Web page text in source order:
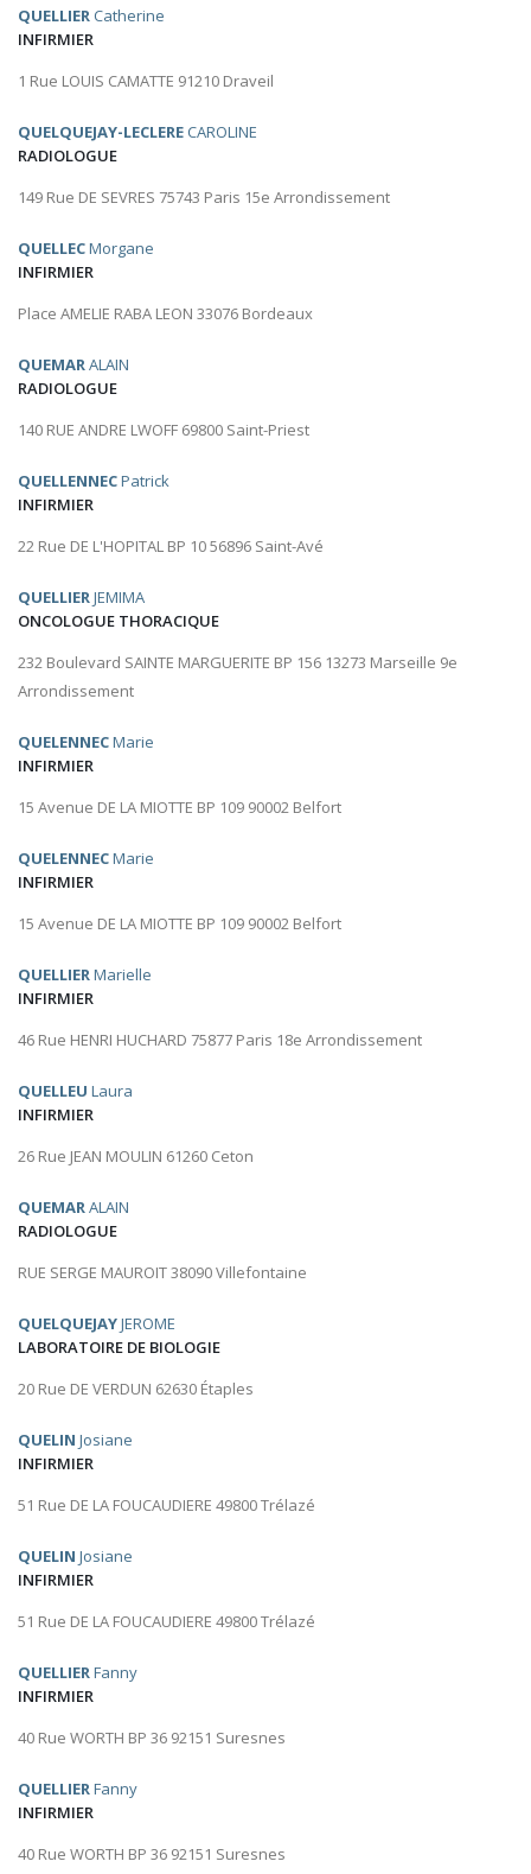
QUELLIER Catherine
INFIRMIER
1 Rue LOUIS CAMATTE 91210 Draveil
QUELQUEJAY-LECLERE CAROLINE
RADIOLOGUE
149 Rue DE SEVRES 75743 Paris 15e Arrondissement
QUELLECMorgane
INFIRMIER
Place AMELIE RABA LEON 33076 Bordeaux
QUEMARALAIN
RADIOLOGUE
140 RUE ANDRE LWOFF 69800 Saint-Priest
QUELLENNECPatrick
INFIRMIER
22 Rue DE L'HOPITAL BP 10 56896 Saint-Avé
QUELLIERJEMIMA
ONCOLOGUE THORACIQUE
232 Boulevard SAINTE MARGUERITE BP 156 13273 Marseille 9e
Arrondissement
QUELENNECMarie
INFIRMIER
15 Avenue DE LA MIOTTE BP 109 90002 Belfort
QUELENNECMarie
INFIRMIER
15 Avenue DE LA MIOTTE BP 109 90002 Belfort
QUELLIERMarielle
INFIRMIER
46 Rue HENRI HUCHARD 75877 Paris 18e Arrondissement
QUELLEU Laura
INFIRMIER
26 Rue JEAN MOULIN 61260 Ceton
QUEMARALAIN
RADIOLOGUE
RUE SERGE MAUROIT 38090 Villefontaine
QUELQUEJAYJEROME
LABORATOIRE DE BIOLOGIE
20 Rue DE VERDUN 62630 Étaples
QUELIN Josiane
INFIRMIER
51 Rue DE LA FOUCAUDIERE 49800 Trélazé
QUELIN Josiane
INFIRMIER
51 Rue DE LA FOUCAUDIERE 49800 Trélazé
QUELLIERFanny
INFIRMIER
40 Rue WORTH BP 36 92151 Suresnes
QUELLIERFanny
INFIRMIER
40 Rue WORTH BP 36 92151 Suresnes